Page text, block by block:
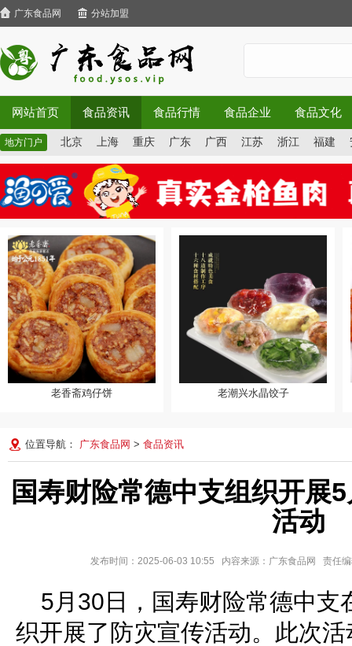
广东食品网 分站加盟
网站首页 食品资讯 食品行情 食品企业 食品文化
地方门户 北京 上海 重庆 广东 广西 江苏 浙江 福建
老香斋鸡仔饼老香斋鸡仔饼 老潮兴水晶饺子
老潮兴水晶饺子
位置导航： 广东食品网 > 食品资讯
国寿财险常德中支组织开展
活动
发布时间：2025-06-03 10:55 内容来源：广东食品网 责任
5月30日，国寿财险常德中支
织开展了防灾宣传活动。此次